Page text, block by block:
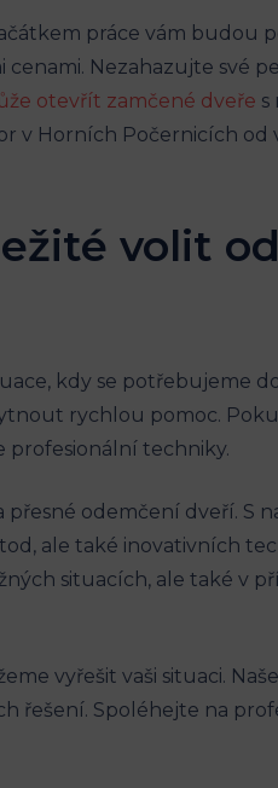
práce vám budou
Nezahazujte své
otevřít zamčené dveře s
v⁣ Horních Počernicích od
volit
⁢kdy ⁢se potřebujeme
rychlou pomoc.
profesionální techniky.
odemčení ‌dveří. S
ale také inovativních
situacích, ale také v
vyřešit vaši ‍situaci.
řešení.⁤ Spoléhejte na